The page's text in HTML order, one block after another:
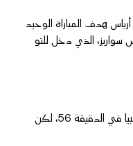
هدف المباراة الوحيد
لويس سواريز، الذي دخل للتو
واعتقد لويس دياز أنه ضاعف تقدم كولومبيا في الدقيقة 56، لكن